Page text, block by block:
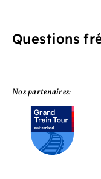
Questions
Nos partenaires: